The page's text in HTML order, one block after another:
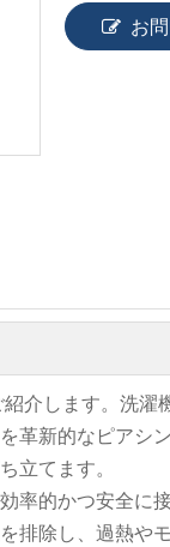
お
介します。洗
革新的なピアシ
立てます。
率的かつ安全に
除し、過熱や